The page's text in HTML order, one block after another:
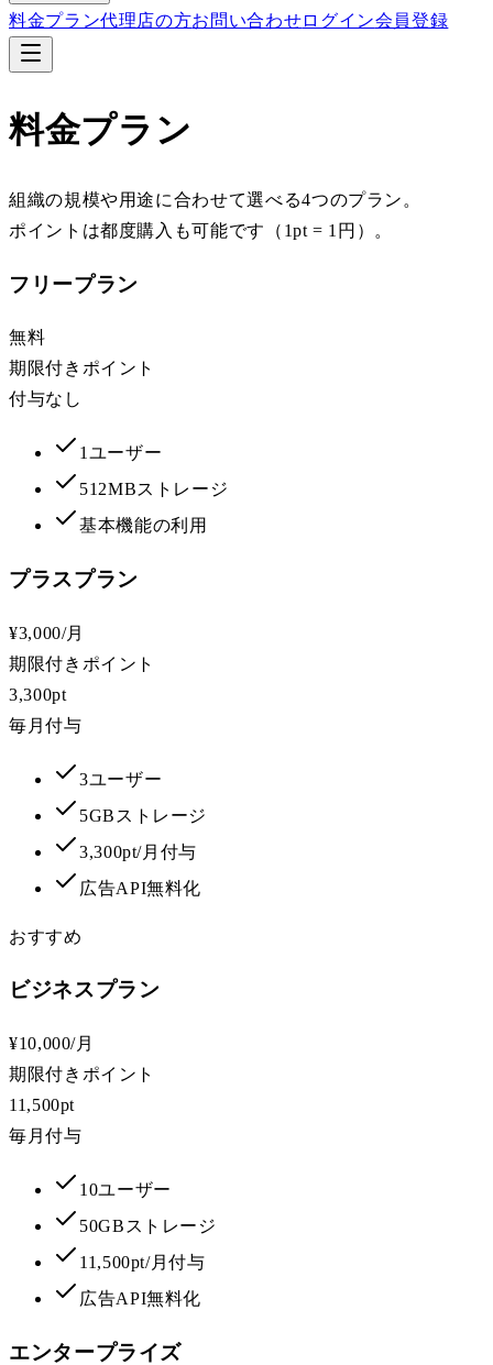
料金プラン代理店の方お問い合わせログイン会員登録
料金プラン
組織の規模や用途に合わせて選べる4つのプラン。
ポイントは都度購入も可能です（1pt = 1円）。
フリープラン
無料
期限付きポイント
付与なし
1ユーザー
512MBストレージ
基本機能の利用
プラスプラン
¥3,000/月
期限付きポイント
3,300pt
毎月付与
3ユーザー
5GBストレージ
3,300pt/月付与
広告API無料化
おすすめ
ビジネスプラン
¥10,000/月
期限付きポイント
11,500pt
毎月付与
10ユーザー
50GBストレージ
11,500pt/月付与
広告API無料化
エンタープライズ